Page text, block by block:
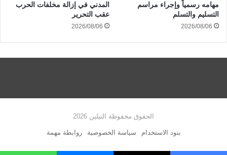
مهامه رسمياً وإجراء مراسم
التسليم والتسلم
2026/08/06
المدني في إزالة مخلفات الحرب
عقب التحرير
2026/08/06
الحقوق محفوظة النيلين 2026
بنود الاستخدام سياسة الخصوصية روابطة مهمة